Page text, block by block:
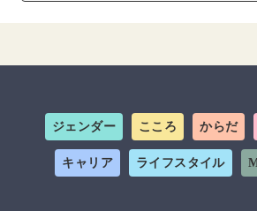
ジェンダー こころ からだ
キャリア ライフスタイル